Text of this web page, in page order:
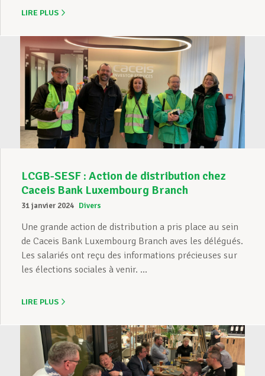
LIRE PLUS
LCGB-SESF : Action de distribution chez
Caceis Bank Luxembourg Branch
31 janvier 2024 Divers
Une grande action de distribution a pris place au sein
de Caceis Bank Luxembourg Branch aves les délégués.
Les salariés ont reçu des informations précieuses sur
les élections sociales à venir. ...
LIRE PLUS